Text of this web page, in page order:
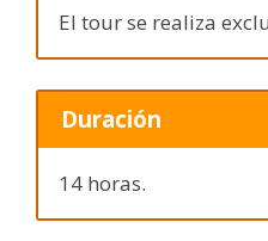
El tour se realiza
Duración
14 horas.